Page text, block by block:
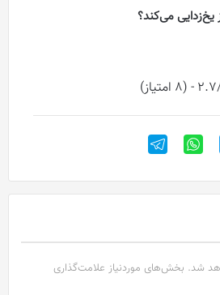
یخ‌زدایی می‌کند؟
امتیاز)
شد. بخش‌های موردنیاز علامت‌گذاری